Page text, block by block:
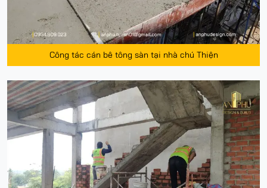
Công tác cán bê tông sàn tại nhà chú Thiện